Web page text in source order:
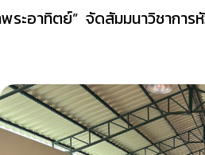
ะอาทิตย์” จัดสัมมนาวิชาการหั